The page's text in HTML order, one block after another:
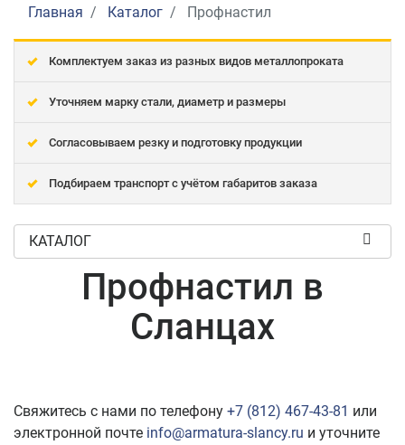
Главная Каталог Профнастил
Комплектуем заказ из разных видов металлопроката
Уточняем марку стали, диаметр и размеры
Согласовываем резку и подготовку продукции
Подбираем транспорт с учётом габаритов заказа
КАТАЛОГ
Профнастил в
Сланцах
Свяжитесь с нами по телефону +7 (812) 467-43-81 или
электронной почте info@armatura-slancy.ru и уточните